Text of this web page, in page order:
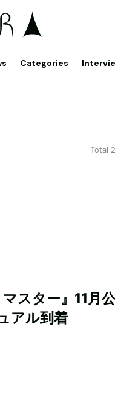
Categories
Total
スター』11月
アル到着